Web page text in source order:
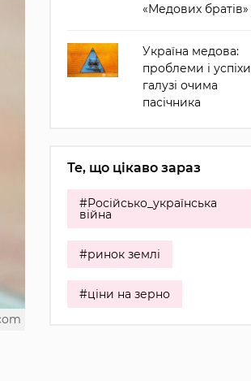
«Медових братів»
Україна медова:
проблеми і успіхи
галузі очима
пасічника
Те, що цікаво зараз
#Російсько_українська
війна
#ринок землі
#ціни на зерно